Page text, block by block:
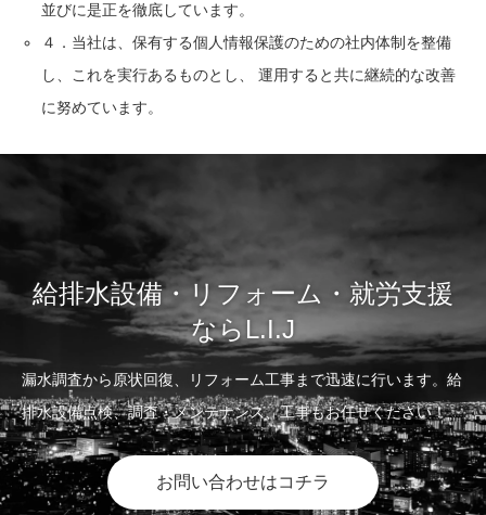
並びに是正を徹底しています。
４．当社は、保有する個人情報保護のための社内体制を整備
し、これを実行あるものとし、 運用すると共に継続的な改善
に努めています。
給排水設備・リフォーム・就労支援
ならL.I.J
漏水調査から原状回復、リフォーム工事まで迅速に行います。給
排水設備点検、調査・メンテナンス、工事もお任せください！
お問い合わせはコチラ